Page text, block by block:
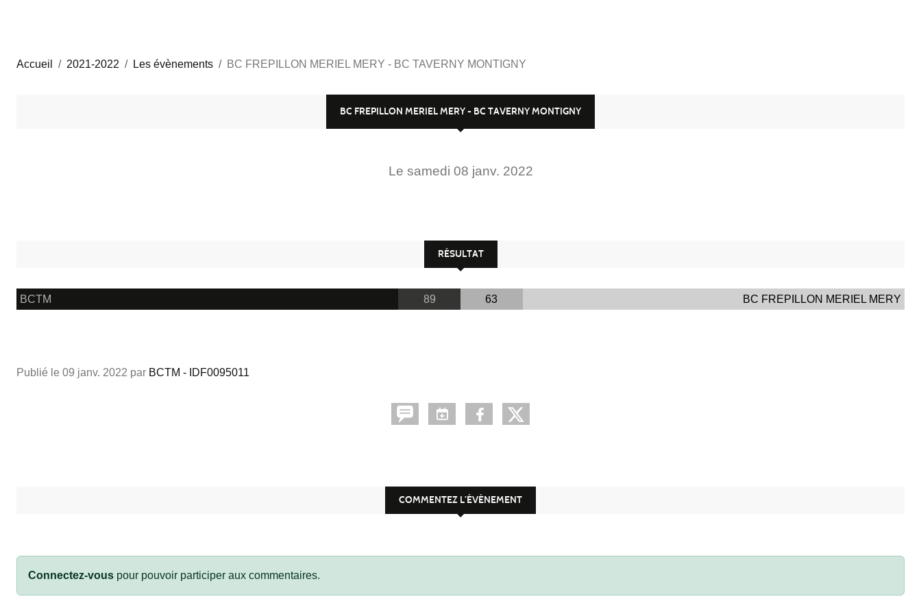
Accueil 2021-2022 Les évènements BC FREPILLON MERIEL MERY - BC TAVERNY MONTIGNY
BC FREPILLON MERIEL MERY - BC TAVERNY MONTIGNY
Le samedi 08 janv. 2022
RÉSULTAT
BCTM 89 63 BC FREPILLON MERIEL MERY
Publié le 09 janv. 2022 par BCTM - IDF0095011
COMMENTEZ L’ÉVÈNEMENT
Connectez-vous pour pouvoir participer aux commentaires.